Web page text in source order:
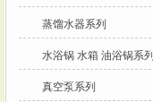
蒸馏水器系列
水浴锅 水箱 油浴锅系列
真空泵系列